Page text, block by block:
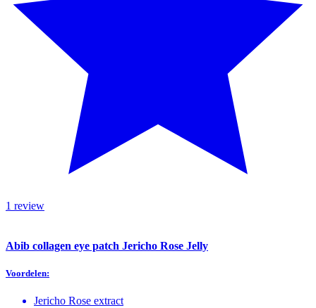
1 review
Abib collagen eye patch Jericho Rose Jelly
Voordelen:
Jericho Rose extract